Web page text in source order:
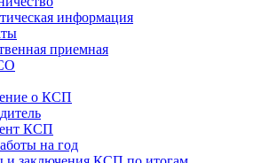
информация
приемная
о КСП
КСП
на год